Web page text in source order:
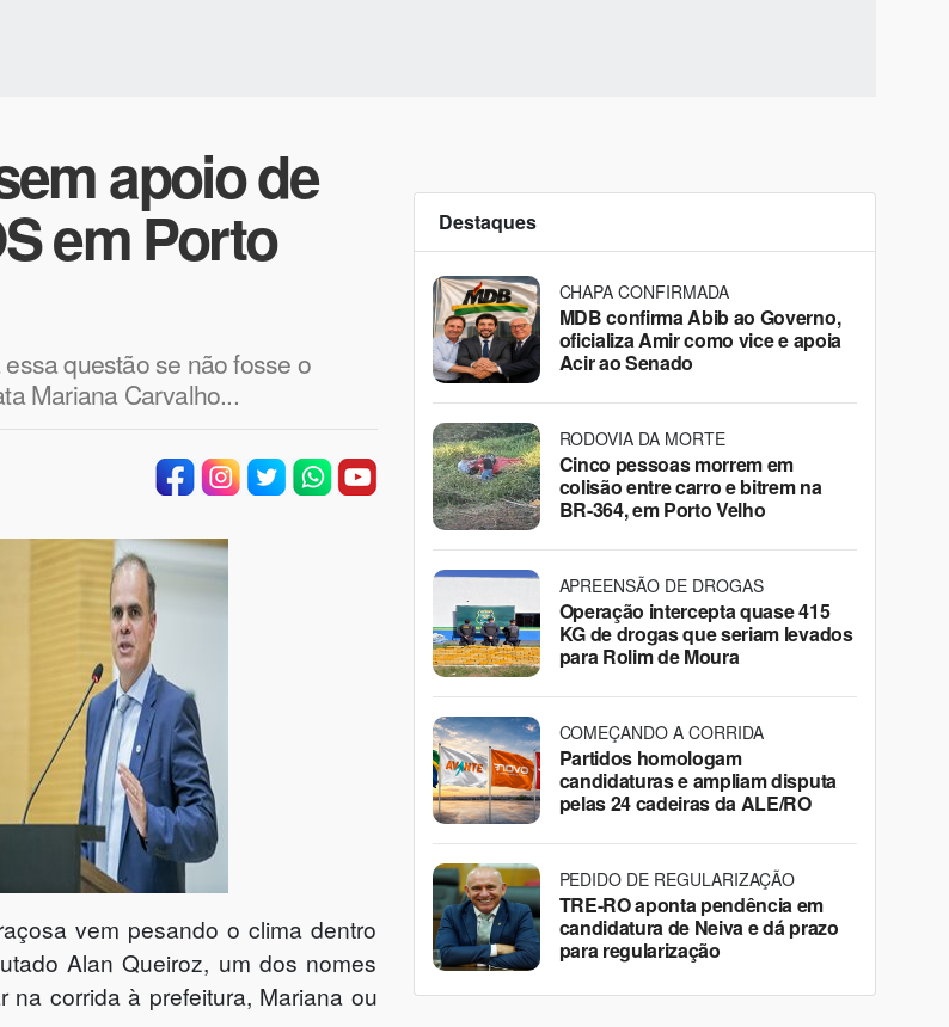
apoio de
em Porto
questão se não fosse o
Mariana Carvalho...
vem pesando o clima dentro
Alan Queiroz, um dos nomes
corrida à prefeitura, Mariana ou
Destaques
CHAPA CONFIRMADA
MDB confirma Abib ao Governo,
oficializa Amir como vice e apoia
Acir ao Senado
RODOVIA DA MORTE
Cinco pessoas morrem em
colisão entre carro e bitrem na
BR-364, em Porto Velho
APREENSÃO DE DROGAS
Operação intercepta quase 415
KG de drogas que seriam levados
para Rolim de Moura
COMEÇANDO A CORRIDA
Partidos homologam
candidaturas e ampliam disputa
pelas 24 cadeiras da ALE/RO
PEDIDO DE REGULARIZAÇÃO
TRE-RO aponta pendência em
candidatura de Neiva e dá prazo
para regularização